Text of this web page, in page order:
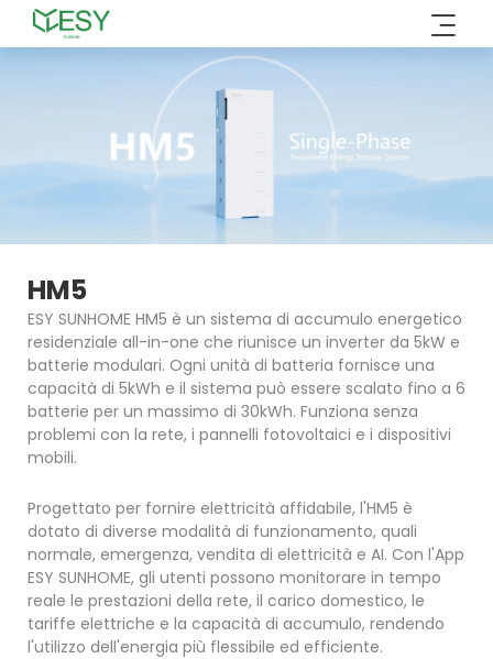
HM5
ESY SUNHOME HM5 è un sistema di accumulo energetico
residenziale all-in-one che riunisce un inverter da 5kW e
batterie modulari. Ogni unità di batteria fornisce una
capacità di 5kWh e il sistema può essere scalato fino a 6
batterie per un massimo di 30kWh. Funziona senza
problemi con la rete, i pannelli fotovoltaici e i dispositivi
mobili.
Progettato per fornire elettricità affidabile, l'HM5 è
dotato di diverse modalità di funzionamento, quali
normale, emergenza, vendita di elettricità e AI. Con l'App
ESY SUNHOME, gli utenti possono monitorare in tempo
reale le prestazioni della rete, il carico domestico, le
tariffe elettriche e la capacità di accumulo, rendendo
l'utilizzo dell'energia più flessibile ed efficiente.